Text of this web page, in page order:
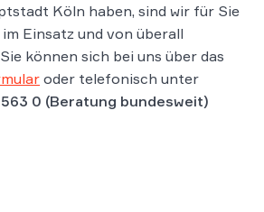
Köln haben, sind wir für Sie
Einsatz und von überall
können sich bei uns über das
oder telefonisch unter
0 (Beratung bundesweit)